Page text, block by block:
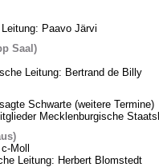
Paavo Järvi
Saal)
Leitung: Bertrand de Billy
Schwarte (weitere Termine)
Mecklenburgische
Moll
Leitung: Herbert Blomstedt